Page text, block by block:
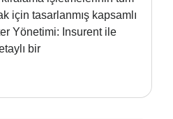
için tasarlanmış kapsamlı
Yönetimi: Insurent ile
bir